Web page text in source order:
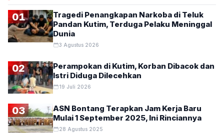
01
Tragedi Penangkapan Narkoba di Teluk
Pandan Kutim, Terduga Pelaku Meninggal
Dunia
3 Agustus 2026
02
Perampokan di Kutim, Korban Dibacok dan
Istri Diduga Dilecehkan
19 Juli 2026
03
ASN Bontang Terapkan Jam Kerja Baru
Mulai 1 September 2025, Ini Rinciannya
28 Agustus 2025